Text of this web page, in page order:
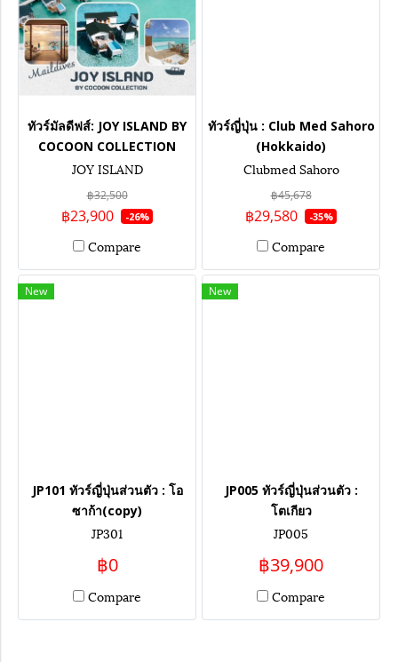
ทัวร์มัลดีฟส์: JOY ISLAND BY
COCOON COLLECTION
JOY ISLAND
฿32,500
฿23,900 -26%
Compare
ทัวร์ญี่ปุ่น : Club Med Sahoro
(Hokkaido)
Clubmed Sahoro
฿45,678
฿29,580 -35%
Compare
New
JP101 ทัวร์ญี่ปุ่นส่วนตัว : โอ
ซาก้า(copy)
JP301
฿0
Compare
New
JP005 ทัวร์ญี่ปุ่นส่วนตัว :
โตเกียว
JP005
฿39,900
Compare